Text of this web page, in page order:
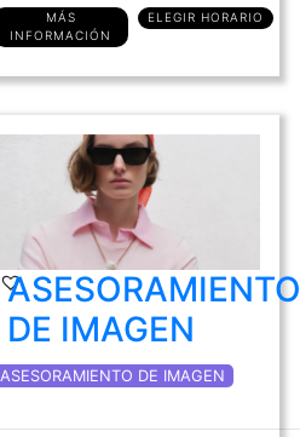
MÁS
INFORMACIÓN
ELEGIR HORARIO
ASESORAMIENTO
DE IMAGEN
ASESORAMIENTO DE IMAGEN